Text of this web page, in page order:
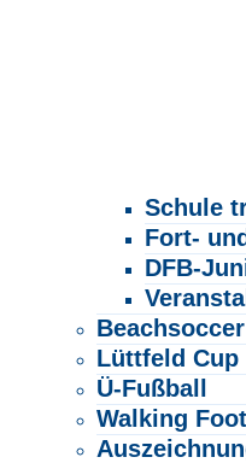
Schule
Fort-
DFB-
Beachsoccer
Lüttfeld Cup
Ü-Fußball
Walking